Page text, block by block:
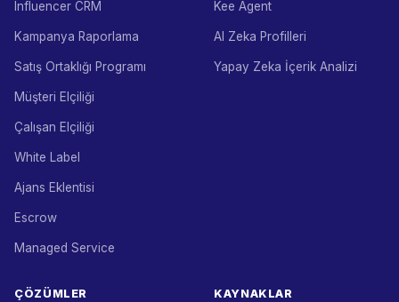
Influencer CRM
Kampanya Raporlama
Satış Ortaklığı Programı
Müşteri Elçiliği
Çalışan Elçiliği
White Label
Ajans Eklentisi
Escrow
Managed Service
Kee Agent
AI Zeka Profilleri
Yapay Zeka İçerik Analizi
ÇÖZÜMLER KAYNAKLAR